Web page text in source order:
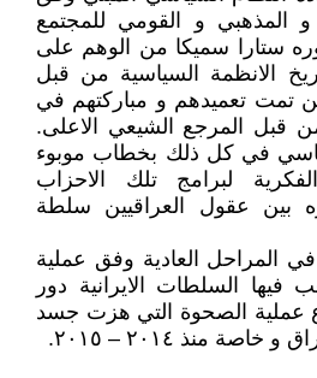
المذهبي و القومي للمجتمع
ستارا سمیکا من الوهم علی
الانظمة السیاسیة من قبل
تمت تعمیدهم و مبارکتهم في
قبل المرجع الشیعي الاعلی.
في کل ذلك بخطاب موبوء
لبرامج تلك الاحزاب
بین عقول العراقیین سلطة
المراحل العادیة وفق عملیة
فیها السلطات الایرانیة دور
عملیة الصحوة التي هزت جسد
منذ ٢٠١٤ – ٢٠١٥.